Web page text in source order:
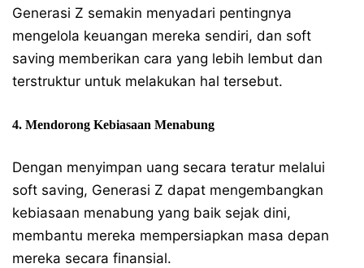
Generasi Z semakin menyadari pentingnya
mengelola keuangan mereka sendiri, dan soft
saving memberikan cara yang lebih lembut dan
terstruktur untuk melakukan hal tersebut.
4. Mendorong Kebiasaan Menabung
Dengan menyimpan uang secara teratur melalui
soft saving, Generasi Z dapat mengembangkan
kebiasaan menabung yang baik sejak dini,
membantu mereka mempersiapkan masa depan
mereka secara finansial.